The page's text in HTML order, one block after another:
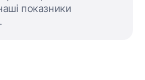
показники